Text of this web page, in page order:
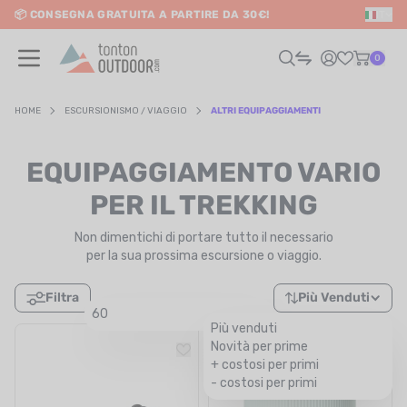
content
📦 CONSEGNA GRATUITA A PARTIRE DA 30€!
0
/ VIAGGIO
/ NUOTO
HOME ESCURSIONISMO / VIAGGIO ALTRI EQUIPAGGIAMENTI
EQUIPAGGIAMENTO VARIO
PER IL TREKKING
Non dimentichi di portare tutto il necessario
per la sua prossima escursione o viaggio.
Filtra
60
Più Venduti
Più venduti
Novità per prime
+ costosi per primi
- costosi per primi